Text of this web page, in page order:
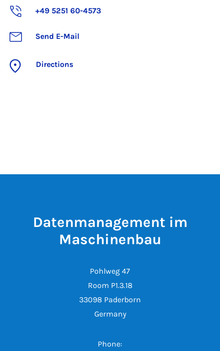
+49 5251 60-4573
Send E-Mail
Directions
Datenmanagement im
Maschinenbau
Pohlweg 47
Room P1.3.18
33098 Paderborn
Germany
Phone: